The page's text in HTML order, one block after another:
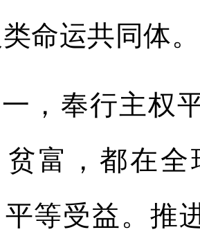
命运共同体。
，奉行主权
贫富，都在
等受益。推